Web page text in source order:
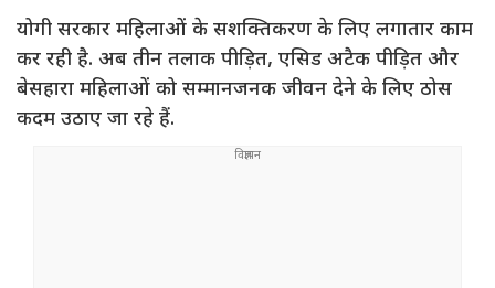
योगी सरकार महिलाओं के सशक्तिकरण के लिए लगातार काम
कर रही है. अब तीन तलाक पीड़ित, एसिड अटैक पीड़ित और
बेसहारा महिलाओं को सम्मानजनक जीवन देने के लिए ठोस
कदम उठाए जा रहे हैं.